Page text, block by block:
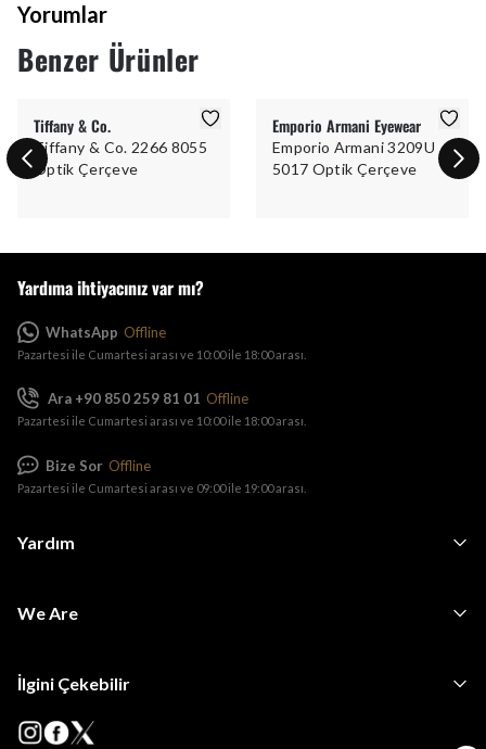
Yorumlar
Benzer Ürünler
Tiffany & Co.
Tiffany & Co. 2266 8055
Optik Çerçeve
Emporio Armani Eyewear
Emporio Armani 3209U
5017 Optik Çerçeve
Yardım
We Are
İlgini Çekebilir
Yardıma ihtiyacınız var mı?
WhatsApp Offline
Pazartesi ile Cumartesi arası ve 10:00 ile 18:00 arası.
Ara +90 850 259 81 01 Offline
Pazartesi ile Cumartesi arası ve 10:00 ile 18:00 arası.
Bize Sor Offline
Pazartesi ile Cumartesi arası ve 09:00 ile 19:00 arası.